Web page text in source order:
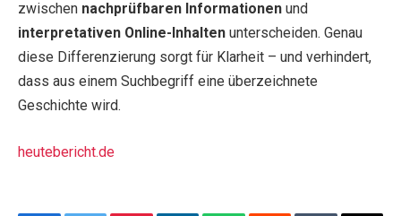
zwischen nachprüfbaren Informationen und
interpretativen Online-Inhalten unterscheiden. Genau
diese Differenzierung sorgt für Klarheit – und verhindert,
dass aus einem Suchbegriff eine überzeichnete
Geschichte wird.
heutebericht.de